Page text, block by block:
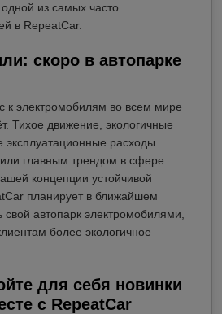
из самых часто
в RepeatCar.
скоро в автопарке
к электромобилям во всем мире
Тихое движение, экологичные
эксплуатационные расходы
главным трендом в сфере
концепции устойчивой
планирует в ближайшем
автопарк электромобилями,
более экологичное
для себя новинки
с RepeatCar